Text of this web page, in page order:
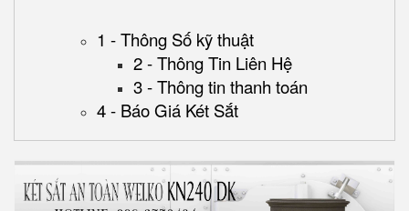
1 - Thông Số kỹ thuật
2 - Thông Tin Liên Hệ
3 - Thông tin thanh toán
4 - Báo Giá Két Sắt